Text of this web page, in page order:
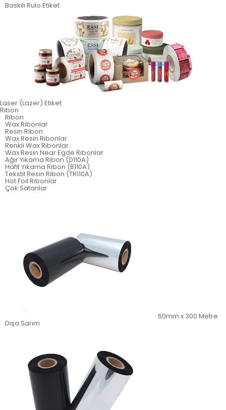
Baskılı Rulo Etiket
Laser (Lazer) Etiket
Ribon
Ribon
Wax Ribonlar
Resin Ribon
Wax Resin Ribonlar
Renkli Wax Ribonlar
Wax Resin Near Egde Ribonlar
Ağır Yıkama Ribon (D110A)
Hafif Yıkama Ribon (B110A)
Tekstil Resin Ribon (TR110A)
Hot Foil Ribonlar
Çok Satanlar
60mm x 300 Metre
Dışa Sarım